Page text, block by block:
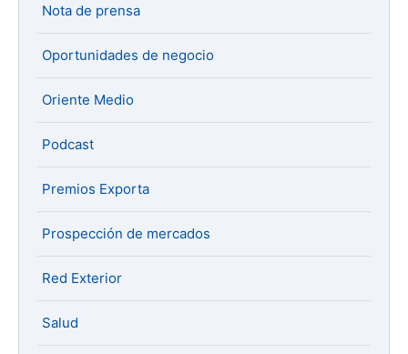
Nota de prensa
Oportunidades de negocio
Oriente Medio
Podcast
Premios Exporta
Prospección de mercados
Red Exterior
Salud